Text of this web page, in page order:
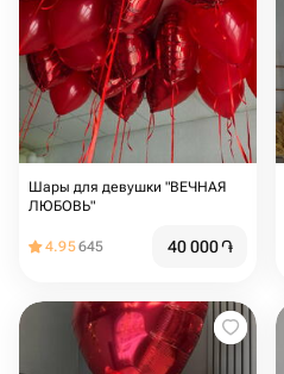
Шары для девушки "ВЕЧНАЯ
ЛЮБОВЬ"
4.95645 40 000֏